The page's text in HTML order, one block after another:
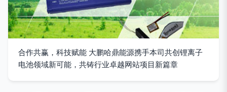
合作共赢，科技赋能 大鹏哈鼎能源携手本司共创锂离子
电池领域新可能，共铸行业卓越网站项目新篇章